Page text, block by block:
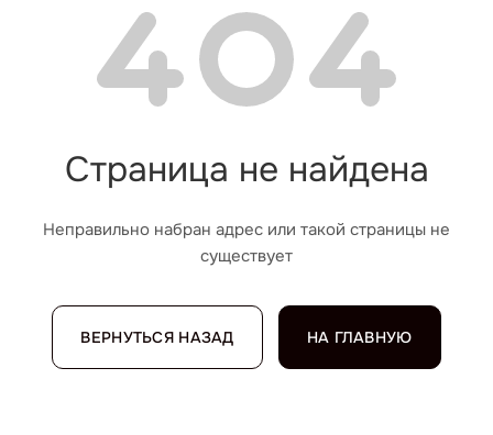
Страница не найдена
Неправильно набран адрес или такой страницы не
существует
ВЕРНУТЬСЯ НАЗАД НА ГЛАВНУЮ